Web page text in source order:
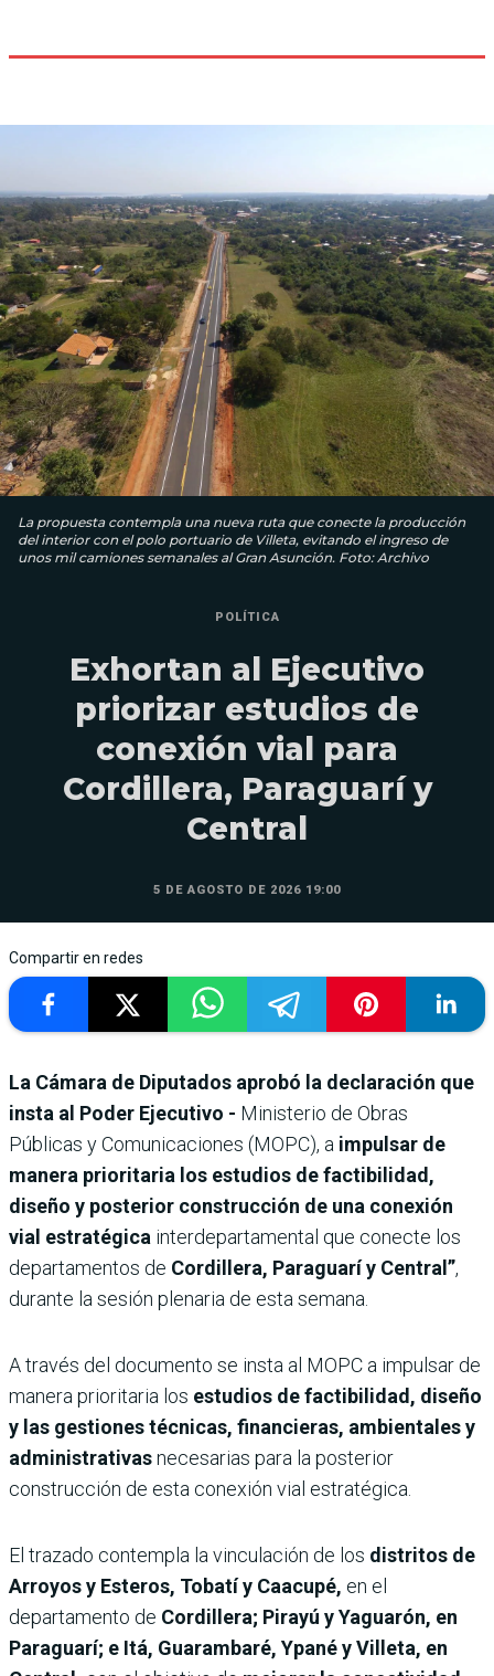
La propuesta contempla una nueva ruta que conecte la producción
del interior con el polo portuario de Villeta, evitando el ingreso de
unos mil camiones semanales al Gran Asunción. Foto: Archivo
POLÍTICA
Exhortan al Ejecutivo
priorizar estudios de
conexión vial para
Cordillera, Paraguarí y
Central
5 DE AGOSTO DE 2026 19:00
Compartir en redes
La Cámara de Diputados aprobó la declaración que
insta al Poder Ejecutivo - Ministerio de Obras
Públicas y Comunicaciones (MOPC), a impulsar de
manera prioritaria los estudios de factibilidad,
diseño y posterior construcción de una conexión
vial estratégica interdepartamental que conecte los
departamentos de Cordillera, Paraguarí y Central”,
durante la sesión plenaria de esta semana.
A través del documento se insta al MOPC a impulsar de
manera prioritaria los estudios de factibilidad, diseño
y las gestiones técnicas, financieras, ambientales y
administrativasnecesarias para la posterior
construcción de esta conexión vial estratégica.
El trazado contempla la vinculación de los distritos de
Arroyos y Esteros, Tobatí y Caacupé, en el
departamento de Cordillera; Pirayú y Yaguarón, en
Paraguarí; e Itá, Guarambaré, Ypané y Villeta, en